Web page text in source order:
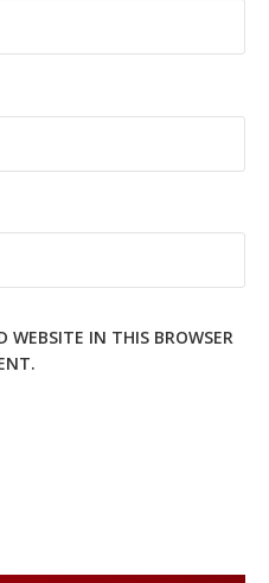
WEBSITE IN THIS BROWSER